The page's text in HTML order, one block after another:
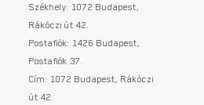
Székhely: 1072 Budapest,
Rákóczi út 42.
Postafiók: 1426 Budapest,
Postafiók 37.
Cím: 1072 Budapest, Rákóczi
út 42.